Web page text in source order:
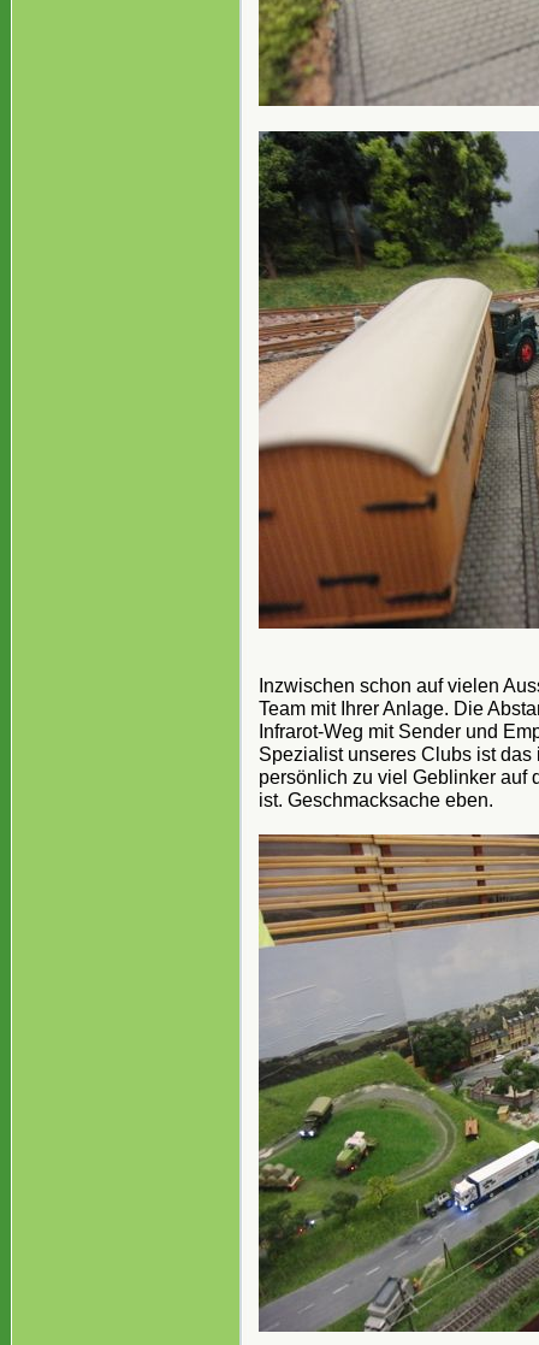
Inzwischen schon auf vielen
Team mit Ihrer Anlage. Die
Infrarot-Weg mit Sender und
Spezialist unseres Clubs ist
persönlich zu viel Geblinker auf
ist. Geschmacksache eben.